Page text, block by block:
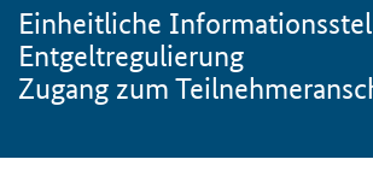
Einheitliche
Entgeltregulierung
Zugang zum